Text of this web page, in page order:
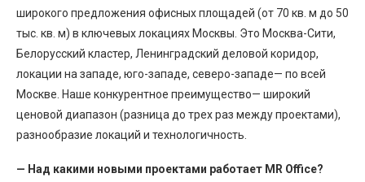
широкого предложения офисных площадей (от 70 кв. м до 50
тыс. кв. м) в ключевых локациях Москвы. Это Москва-Сити,
Белорусский кластер, Ленинградский деловой коридор,
локации на западе, юго-западе, северо-западе— по всей
Москве. Наше конкурентное преимущество— широкий
ценовой диапазон (разница до трех раз между проектами),
разнообразие локаций и технологичность.
— Над какими новыми проектами работает MR Office?